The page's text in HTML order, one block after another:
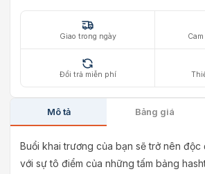
Giao trong ngày
Đổi trả miễn phí
Mô tả Bảng giá
Buổi khai trương của bạn sẽ trở nên độc
với sự tô điểm của những tấm bảng